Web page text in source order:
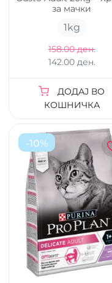
за мачки
1kg
158.00 ден.
142.00 ден.
ДОДАЈ ВО
КОШНИЧКА
-10%